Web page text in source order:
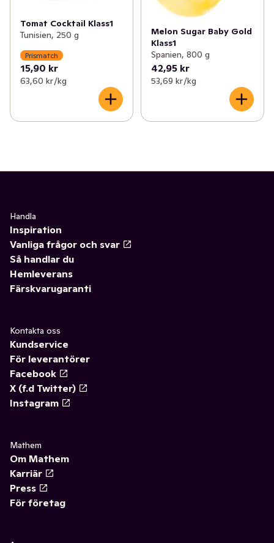
Tomat Cocktail Klass1
Tunisien, 250 g
Prismatch
15,90 kr
63,60 kr /kg
Melon Sugar Baby Gold
Klass1
Spanien, 800 g
42,95 kr
53,69 kr /kg
Handla
Inspiration
Vanliga frågor och svar
Så handlar du
Hemleverans
Färskvarugaranti
Kontakta oss
Kundservice
För leverantörer
Facebook
X (f.d Twitter)
Instagram
Mathem
Om Mathem
Karriär
Press
För företag